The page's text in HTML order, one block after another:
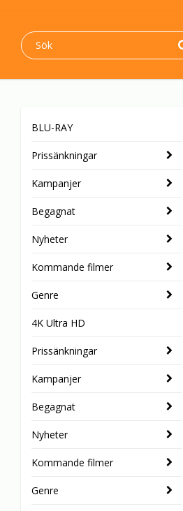
BLU-RAY
Prissänkningar
Kampanjer
Begagnat
Nyheter
Kommande filmer
Genre
4K Ultra HD
Prissänkningar
Kampanjer
Begagnat
Nyheter
Kommande filmer
Genre